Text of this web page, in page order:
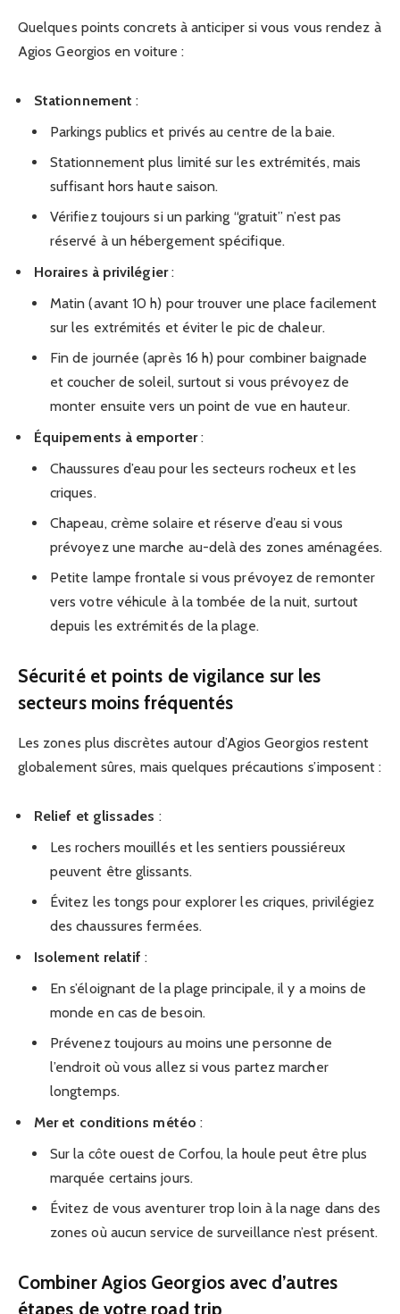
Quelques points concrets à anticiper si vous vous rendez à
Agios Georgios en voiture :
Stationnement :
Parkings publics et privés au centre de la baie.
Stationnement plus limité sur les extrémités, mais
suffisant hors haute saison.
Vérifiez toujours si un parking “gratuit” n’est pas
réservé à un hébergement spécifique.
Horaires à privilégier:
Matin (avant 10 h) pour trouver une place facilement
sur les extrémités et éviter le pic de chaleur.
Fin de journée (après 16 h) pour combiner baignade
et coucher de soleil, surtout si vous prévoyez de
monter ensuite vers un point de vue en hauteur.
Équipements à emporter:
Chaussures d’eau pour les secteurs rocheux et les
criques.
Chapeau, crème solaire et réserve d’eau si vous
prévoyez une marche au-delà des zones aménagées.
Petite lampe frontale si vous prévoyez de remonter
vers votre véhicule à la tombée de la nuit, surtout
depuis les extrémités de la plage.
Sécurité et points de vigilance sur les
secteurs moins fréquentés
Les zones plus discrètes autour d’Agios Georgios restent
globalement sûres, mais quelques précautions s’imposent :
Relief et glissades :
Les rochers mouillés et les sentiers poussiéreux
peuvent être glissants.
Évitez les tongs pour explorer les criques, privilégiez
des chaussures fermées.
Isolement relatif :
En s’éloignant de la plage principale, il y a moins de
monde en cas de besoin.
Prévenez toujours au moins une personne de
l’endroit où vous allez si vous partez marcher
longtemps.
Mer et conditions météo :
Sur la côte ouest de Corfou, la houle peut être plus
marquée certains jours.
Évitez de vous aventurer trop loin à la nage dans des
zones où aucun service de surveillance n’est présent.
Combiner Agios Georgios avec d’autres
étapes de votre road trip